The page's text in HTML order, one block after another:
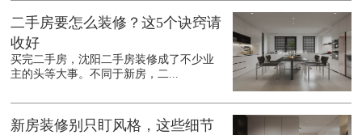
二手房要怎么装修？这5个诀窍请
收好
买完二手房，沈阳二手房装修成了不少业
主的头等大事。不同于新房，二...
新房装修别只盯风格，这些细节